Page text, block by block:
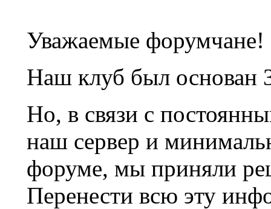
Уважаемые форумчане!
Наш клуб был основан
Но, в связи с
наш сервер и
форуме, мы приняли
Перенести всю эту